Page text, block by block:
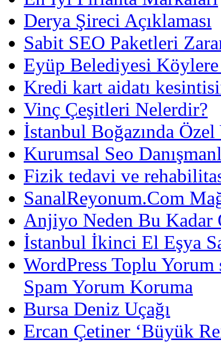
Derya Şireci Açıklaması
Sabit SEO Paketleri
Eyüp Belediyesi
Kredi kart aidatı
Vinç Çeşitleri Nelerdir?
İstanbul Boğazında
Kurumsal Seo
Fizik tedavi ve
SanalReyonum.Com
Anjiyo Neden Bu Kadar
İstanbul İkinci El Eşya
WordPress Toplu
Spam Yorum Koruma
Bursa Deniz Uçağı
Ercan Çetiner ‘Büyük